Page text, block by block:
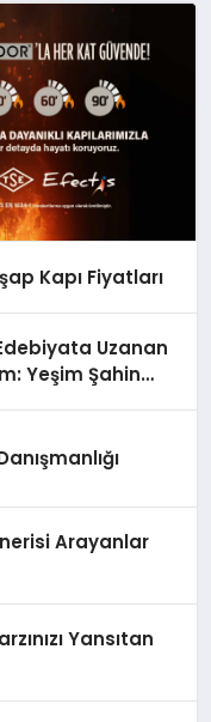
Kapı Fiyatları
Uzanan
Yeşim Şahin
Arayanlar
Yansıtan